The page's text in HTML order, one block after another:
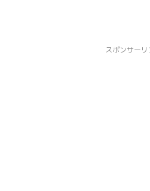
スポンサーリ